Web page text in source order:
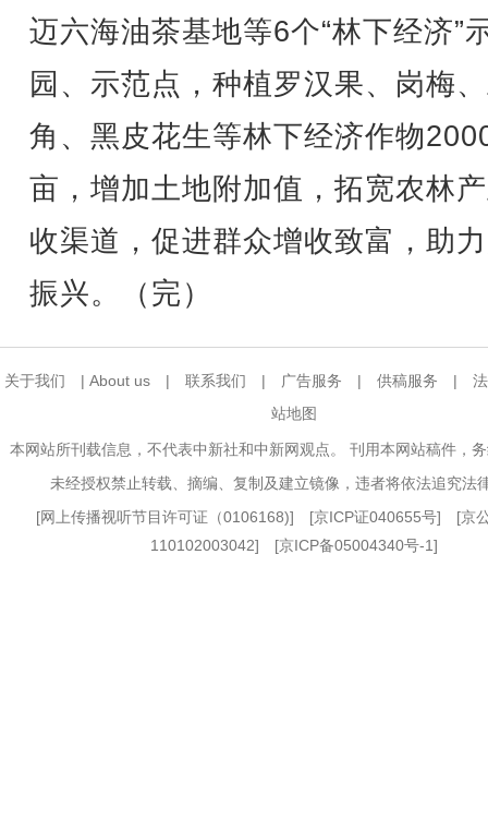
迈六海油茶基地等6个“林下经济”
园、示范点，种植罗汉果、岗梅
角、黑皮花生等林下经济作物
亩，增加土地附加值，拓宽农林
收渠道，促进群众增收致富，助
振兴。（完）
关于我们 | About us | 联系我们 | 广告服务 | 供稿服务 |
站地图
本网站所刊载信息，不代表中新社和中新网观点。 刊用本网站稿件，
未经授权禁止转载、摘编、复制及建立镜像，违者将依法追究法
[网上传播视听节目许可证（0106168)] [京ICP证040655号] [京
110102003042] [京ICP备05004340号-1]